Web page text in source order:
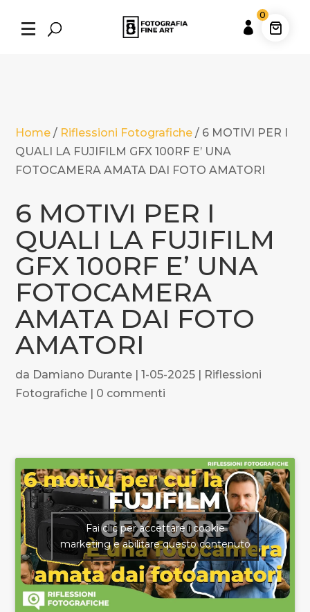

Home / Riflessioni Fotografiche / 6 MOTIVI PER I
QUALI LA FUJIFILM GFX 100RF E’ UNA
FOTOCAMERA AMATA DAI FOTO AMATORI
6 MOTIVI PER I
QUALI LA FUJIFILM
GFX 100RF E’ UNA
FOTOCAMERA
AMATA DAI FOTO
AMATORI
da Damiano Durante |1-05-2025 | Riflessioni
Fotografiche | 0 commenti
Fai clic per accettare i cookie
marketing e abilitare questo contenuto
0